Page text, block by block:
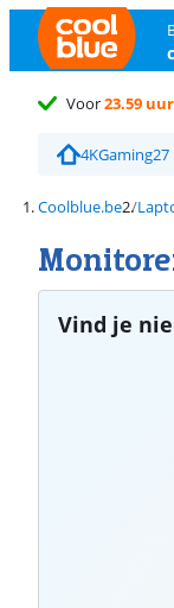
Voor23.59 uur
4KGaming27
Coolblue.be
Vind je